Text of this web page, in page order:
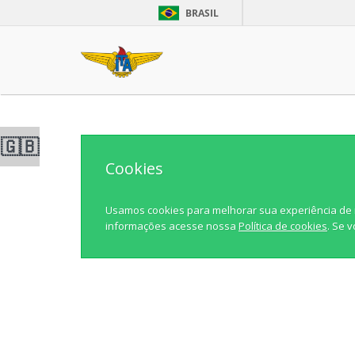
🇬🇧
BRASIL
Cookies
Usamos cookies para melhorar sua experiência
informações acesse nossa Política de cookies. Se